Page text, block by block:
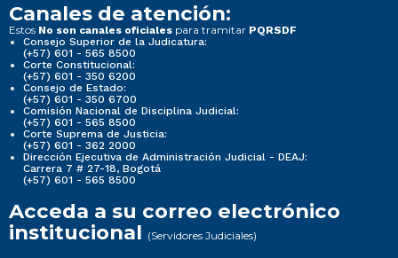
Canales de atención:
Estos No son canales oficiales para tramitar PQRSDF
Consejo Superior de la Judicatura:
(+57) 601 - 565 8500
Corte Constitucional:
(+57) 601 - 350 6200
Consejo de Estado:
(+57) 601 - 350 6700
Comisión Nacional de Disciplina Judicial:
(+57) 601 - 565 8500
Corte Suprema de Justicia:
(+57) 601 - 362 2000
Dirección Ejecutiva de Administración Judicial - DEAJ:
Carrera 7 # 27-18, Bogotá
(+57) 601 - 565 8500
Acceda a su correo electrónico
institucional (Servidores Judiciales)